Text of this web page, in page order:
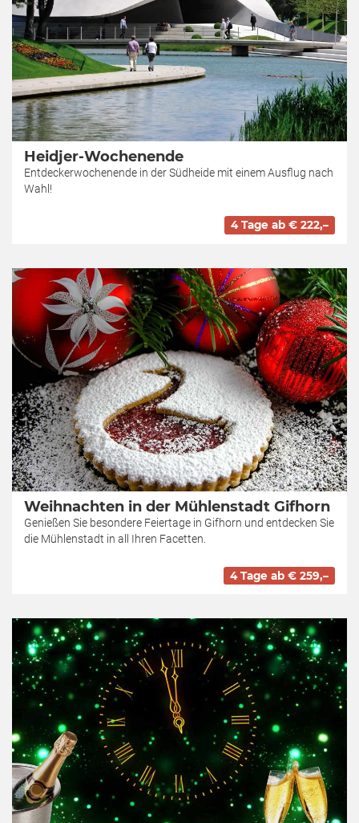
Heidjer-Wochenende
Entdeckerwochenende in der Südheide mit einem Ausflug nach
Wahl!
4 Tage ab € 222,–
Weihnachten in der Mühlenstadt Gifhorn
Genießen Sie besondere Feiertage in Gifhorn und entdecken Sie
die Mühlenstadt in all Ihren Facetten.
4 Tage ab € 259,–